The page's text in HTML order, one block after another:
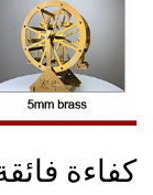
كفاءة